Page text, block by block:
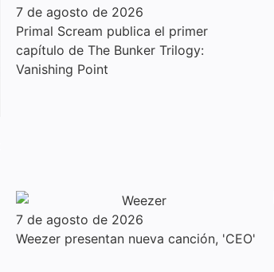
7 de agosto de 2026
Primal Scream publica el primer
capítulo de The Bunker Trilogy:
Vanishing Point
7 de agosto de 2026
Weezer presentan nueva canción, 'CEO'